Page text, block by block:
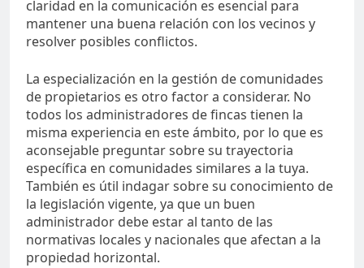
claridad en la comunicación es esencial para
mantener una buena relación con los vecinos y
resolver posibles conflictos.
La especialización en la gestión de comunidades
de propietarios es otro factor a considerar. No
todos los administradores de fincas tienen la
misma experiencia en este ámbito, por lo que es
aconsejable preguntar sobre su trayectoria
específica en comunidades similares a la tuya.
También es útil indagar sobre su conocimiento de
la legislación vigente, ya que un buen
administrador debe estar al tanto de las
normativas locales y nacionales que afectan a la
propiedad horizontal.